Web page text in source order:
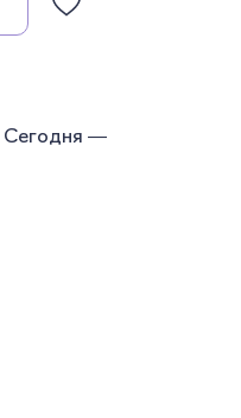
Сегодня —